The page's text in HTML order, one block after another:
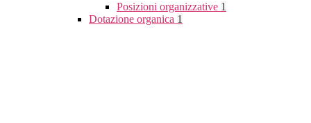
Posizioni organizzative 1
Dotazione organica 1